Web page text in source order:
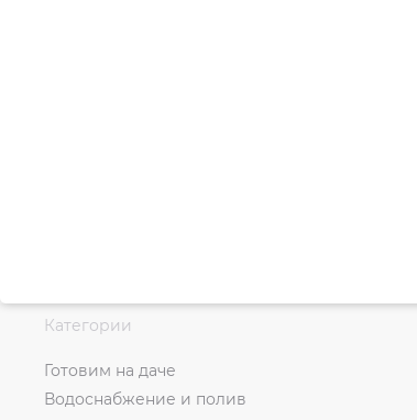
Категории
Готовим на даче
Водоснабжение и полив